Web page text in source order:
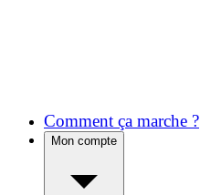
Comment ça marche ?
Mon compte